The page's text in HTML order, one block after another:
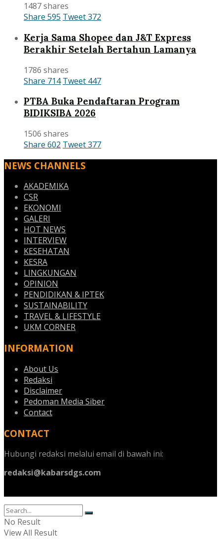
1487 shares
Share 595 Tweet372
Kerja Sama Shopee dan J&T Express
Berakhir Setelah Bertahun Lamanya
1786 shares
Share 714 Tweet 447
PTBA Buka Pendaftaran Program
BIDIKSIBA 2026
1506 shares
Share 602 Tweet377
NEWS CHANNELS
AKADEMIKA
CSR
EKONOMI
GALERI
HOT NEWS
INTERVIEW
KESEHATAN
KESRA
LINGKUNGAN
OPINION
PENDIDIKAN & IPTEK
SUSTAINABILITY
TRAVEL & LIFESTYLE
UKM CORNER
INFORMATION
About Us
Redaksi
Disclaimer
Pedoman Media Siber
Contact
CONTACT
Hubungi redaksi melalui email di bawah ini:
redaksi@kabarsdgs.com
No Result
View All Result